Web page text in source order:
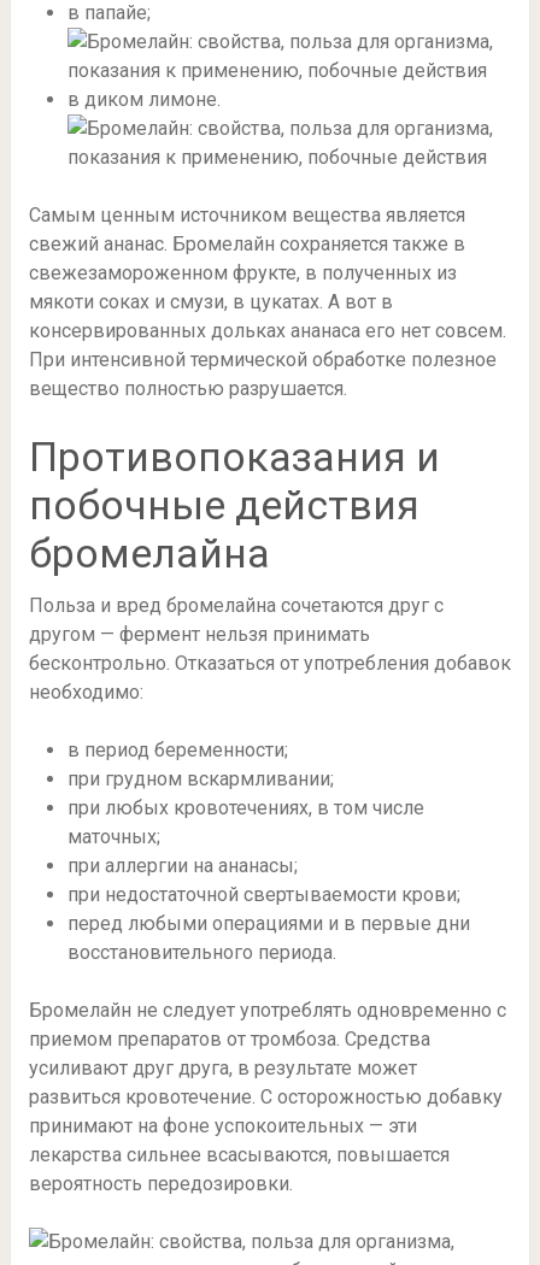
в папайе;
в диком лимоне.
Самым ценным источником вещества является
свежий ананас. Бромелайн сохраняется также в
свежезамороженном фрукте, в полученных из
мякоти соках и смузи, в цукатах. А вот в
консервированных дольках ананаса его нет совсем.
При интенсивной термической обработке полезное
вещество полностью разрушается.
Противопоказания и
побочные действия
бромелайна
Польза и вред бромелайна сочетаются друг с
другом — фермент нельзя принимать
бесконтрольно. Отказаться от употребления добавок
необходимо:
в период беременности;
при грудном вскармливании;
при любых кровотечениях, в том числе
маточных;
при аллергии на ананасы;
при недостаточной свертываемости крови;
перед любыми операциями и в первые дни
восстановительного периода.
Бромелайн не следует употреблять одновременно с
приемом препаратов от тромбоза. Средства
усиливают друг друга, в результате может
развиться кровотечение. С осторожностью добавку
принимают на фоне успокоительных — эти
лекарства сильнее всасываются, повышается
вероятность передозировки.